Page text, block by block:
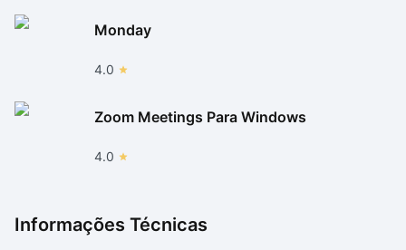
Monday
4.0
Zoom Meetings Para Windows
4.0
Informações Técnicas